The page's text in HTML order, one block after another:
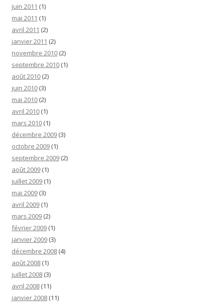
juin 2011 (1)
mai 2011 (1)
avril 2011 (2)
janvier 2011 (2)
novembre 2010 (2)
septembre 2010 (1)
août 2010 (2)
juin 2010 (3)
mai 2010 (2)
avril 2010 (1)
mars 2010 (1)
décembre 2009 (3)
octobre 2009 (1)
septembre 2009 (2)
août 2009 (1)
juillet 2009 (1)
mai 2009 (3)
avril 2009 (1)
mars 2009 (2)
février 2009 (1)
janvier 2009 (3)
décembre 2008 (4)
août 2008 (1)
juillet 2008 (3)
avril 2008 (11)
janvier 2008 (11)